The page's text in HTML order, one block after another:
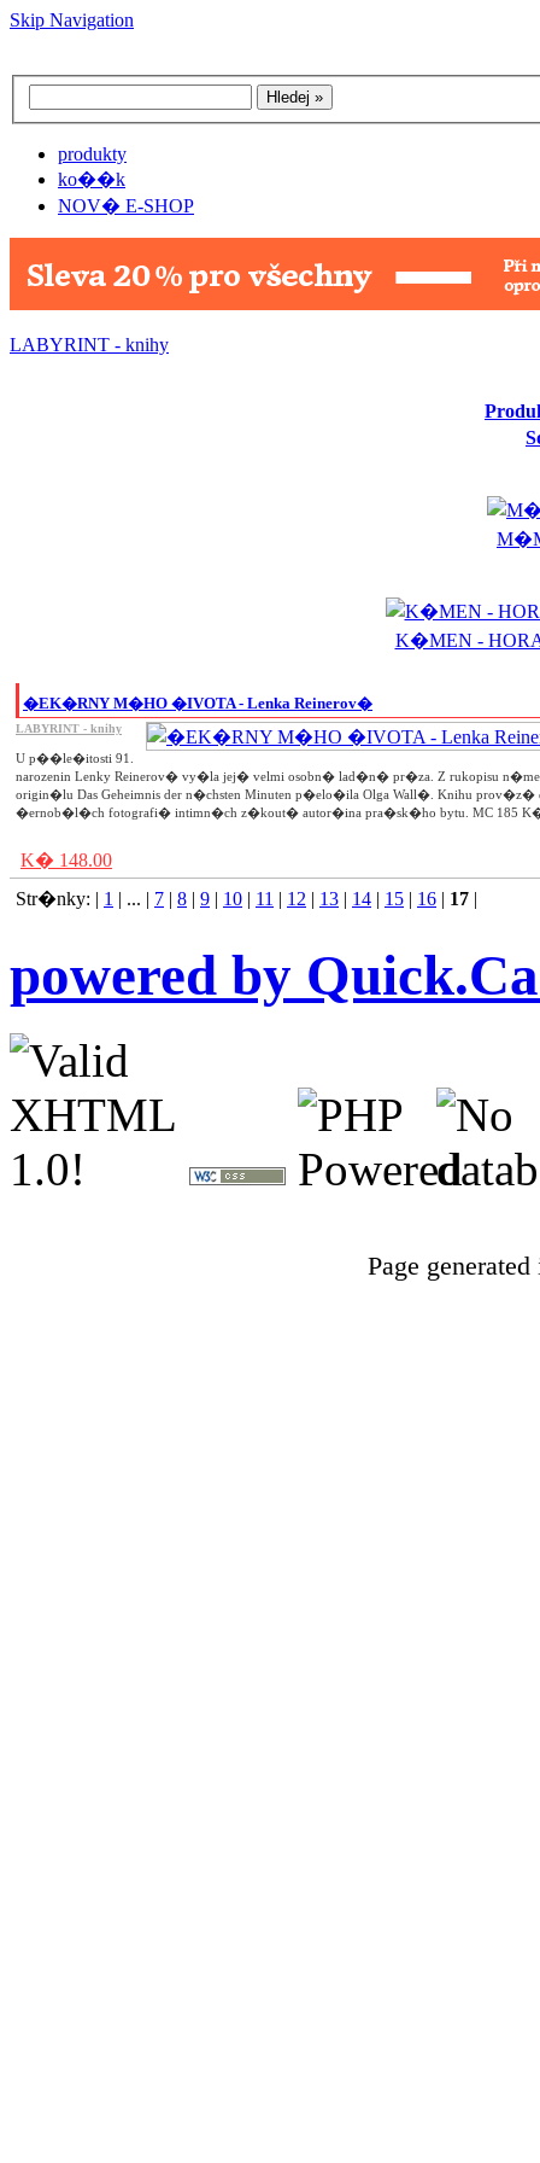
Skip Navigation
produkty
ko��k
NOV� E-SHOP
LABYRINT - knihy
K�MEN -
�EK�RNY M�HO �IVOTA - Lenka Reinerov�
LABYRINT - knihy
U p��le�itosti 91.
narozenin Lenky Reinerov� vy�la jej� velmi osobn� lad�n� pr�za. Z rukopisu
origin�lu Das Geheimnis der n�chsten Minuten p�elo�ila Olga Wall�. Knihu prov�z�
�ernob�l�ch fotografi� intimn�ch z�kout� autor�ina pra�sk�ho bytu. MC 185
K� 148.00
Str�nky: | 1 | ... | 7 | 8 | 9 | 10 | 11 | 12 | 13 | 14 | 15 | 16 | 17 |
powered by
Page